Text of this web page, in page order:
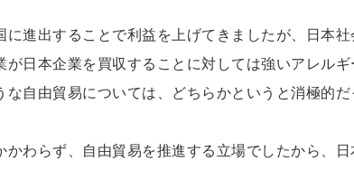
に進出することで利益を上げてきましたが、日本
が日本企業を買収することに対しては強いアレルギ
自由貿易については、どちらかというと消極的だ
かわらず、自由貿易を推進する立場でしたから、